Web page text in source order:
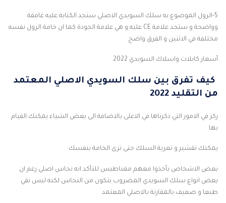
5-الرول الموضوع به سلك السويدي الاصلي ستجد الكتابة عليه غامقة
وواضحة و ستجد علامة CE عليه و هي علامة الجودة كما ان خامة الرول نفسه
مختلفة في الاثنين و الفرق واضح
أسعار كابلات واسلاك السويدي 2022
كيف تفرق بين سلك السويدي الاصلي المعتمد
من التقليد 2022
ركز في الامور التي ذكرناها في الاعلى بالاضافة الى بعض الشياء يمكنك القيام
بها
يمكنك تقشير و تعرية السلك حتى ترى الخامة بنفسك
بعض الاشخاص يأخذوا معهم مغناطيس للتأكد انه نحاس اصلي رغم ان
بعض انواع سلك السويدي المضروب بتكون من النحاس لكنه ليس نقي
طبعا و ضعيف بالمقارنة بالاصلي المعتمد